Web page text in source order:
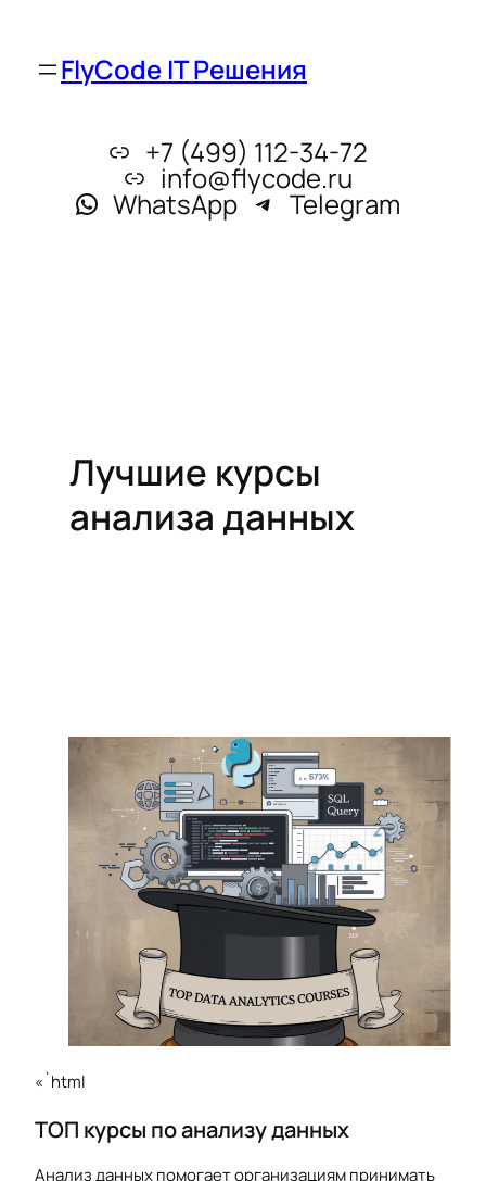
FlyCode IT Решения
+7 (499) 112-34-72
info@flycode.ru
WhatsApp Telegram
Лучшие курсы
анализа данных
«`html
ТОП курсы по анализу данных
Анализ данных помогает организациям принимать